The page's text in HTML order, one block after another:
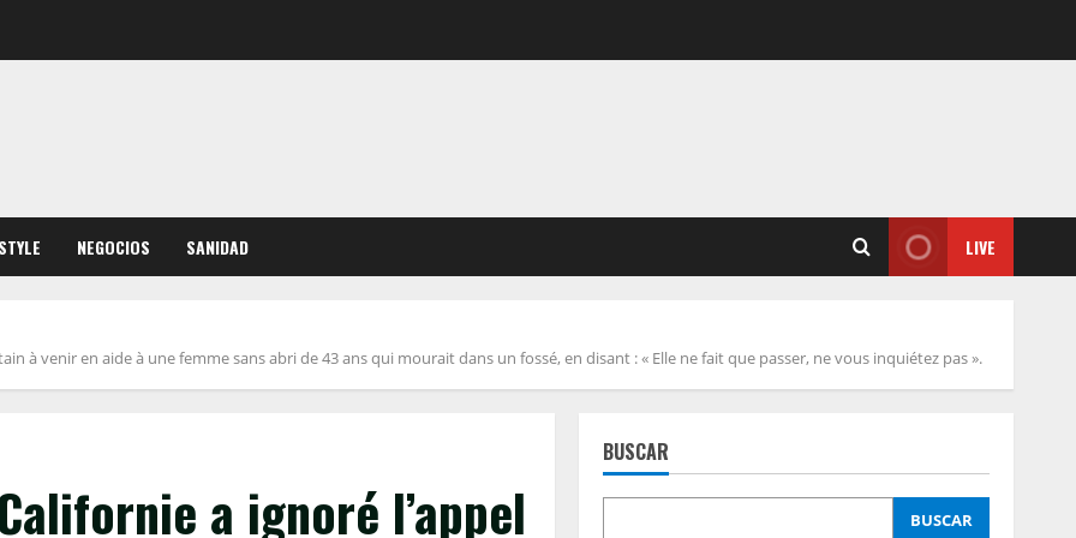
NEGOCIOS SANIDAD LIVE
à venir en aide à une femme sans abri de 43 ans qui mourait dans un fossé, en disant : « Elle ne fait que passer, ne vous inquiétez pas ».
a ignoré l’appel
BUSCAR
BUSCAR